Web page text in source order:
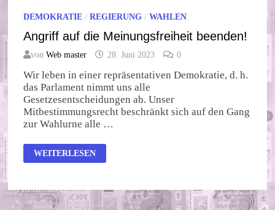
DEMOKRATIE /REGIERUNG /WAHLEN
Angriff auf die Meinungsfreiheit beenden!
vonWeb master 28. Juni 2023 0
Wir leben in einer repräsentativen Demokratie, d. h.
das Parlament nimmt uns alle
Gesetzesentscheidungen ab. Unser
Mitbestimmungsrecht beschränkt sich auf den Gang
zur Wahlurne alle …
ANGRIFF
AUF
WEITERLESEN